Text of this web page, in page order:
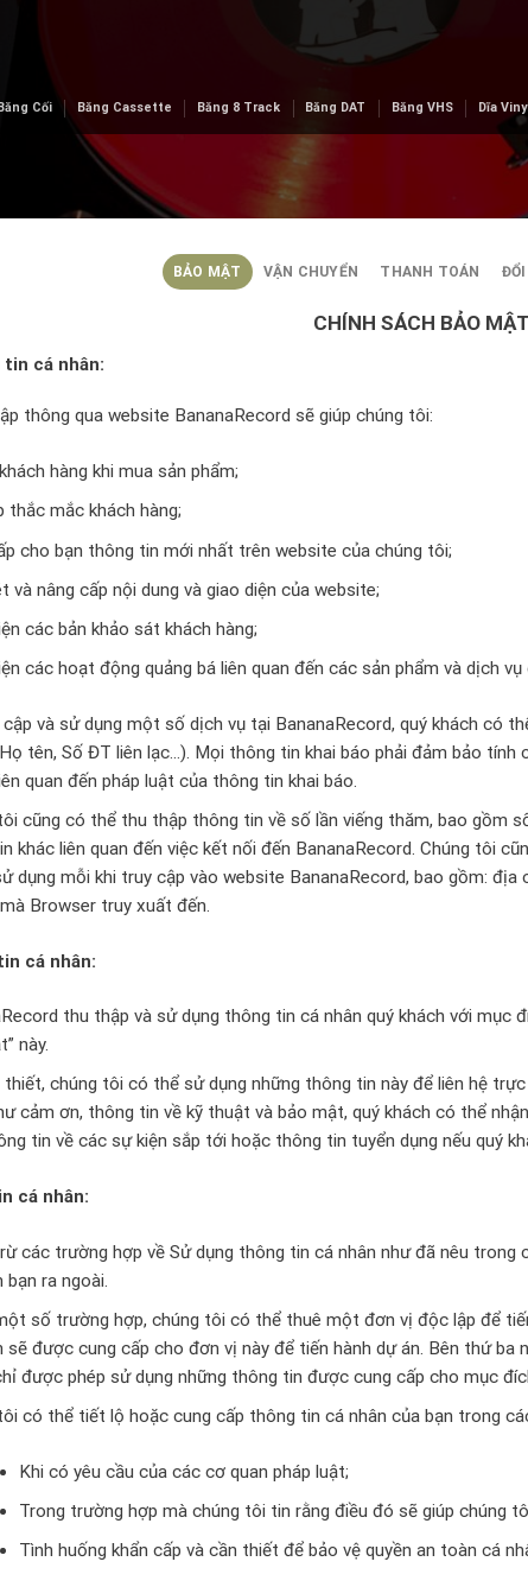
Cối Băng Cassette Băng 8 Track Băng DAT Băng VHS Dĩa
BẢO MẬT VẬN CHUYỂN THANH TOÁN
CHÍNH SÁCH BẢO MẬT
cá nhân:
thông qua website BananaRecord sẽ giúp chúng tôi:
hàng khi mua sản phẩm;
thắc mắc khách hàng;
cho bạn thông tin mới nhất trên website của chúng tôi;
và nâng cấp nội dung và giao diện của website;
các bản khảo sát khách hàng;
các hoạt động quảng bá liên quan đến các sản phẩm và dịch vụ
và sử dụng một số dịch vụ tại BananaRecord, quý khách có
tên, Số ĐT liên lạc…). Mọi thông tin khai báo phải đảm bảo
quan đến pháp luật của thông tin khai báo.
cũng có thể thu thập thông tin về số lần viếng thăm, bao gồm
khác liên quan đến việc kết nối đến BananaRecord. Chúng tôi
dụng mỗi khi truy cập vào website BananaRecord, bao gồm: địa
Browser truy xuất đến.
cá nhân:
thu thập và sử dụng thông tin cá nhân quý khách với mục
này.
thiết, chúng tôi có thể sử dụng những thông tin này để liên hệ
cảm ơn, thông tin về kỹ thuật và bảo mật, quý khách có thể
tin về các sự kiện sắp tới hoặc thông tin tuyển dụng nếu quý
cá nhân:
các trường hợp về Sử dụng thông tin cá nhân như đã nêu
bạn ra ngoài.
số trường hợp, chúng tôi có thể thuê một đơn vị độc lập để
sẽ được cung cấp cho đơn vị này để tiến hành dự án. Bên thứ
được phép sử dụng những thông tin được cung cấp cho mục
có thể tiết lộ hoặc cung cấp thông tin cá nhân của bạn trong
Khi có yêu cầu của các cơ quan pháp luật;
Trong trường hợp mà chúng tôi tin rằng điều đó sẽ giúp chúng
Tình huống khẩn cấp và cần thiết để bảo vệ quyền an toàn cá